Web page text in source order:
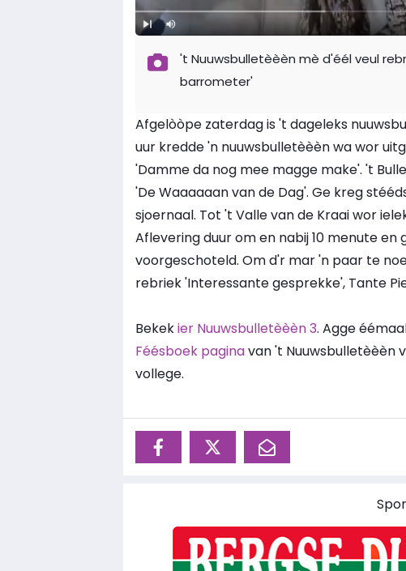
't Nuuwsbulletèèèn mè d'éél veul
barrometer'
Afgelòòpe zaterdag is 't dageleks
uur kredde 'n nuuwsbulletèèèn wa wor
'Damme da nog mee magge make'. 't
'De Waaaaaan van de Dag'. Ge kreg
sjoernaal. Tot 't Valle van de Kraai wor
Aflevering duur om en nabij 10 menute
voorgeschoteld. Om d'r mar 'n paar te
rebriek 'Interessante gesprekke', Tante
Bekekier Nuuwsbulletèèèn 3. Agge
Féésboek paginavan 't Nuuwsbulletèèèn
vollege.